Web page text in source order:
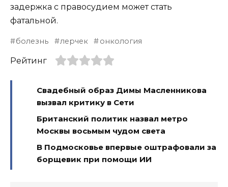
задержка с правосудием может стать
фатальной.
болезнь лерчек онкология
Рейтинг
Свадебный образ Димы Масленникова
вызвал критику в Сети
Британский политик назвал метро
Москвы восьмым чудом света
В Подмосковье впервые оштрафовали за
борщевик при помощи ИИ